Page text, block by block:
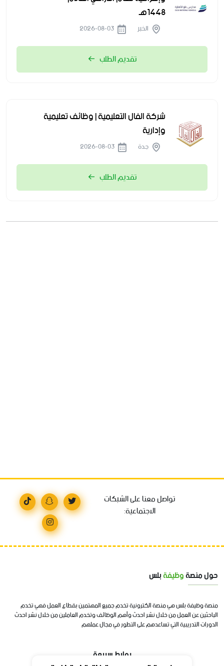
1448هـ
الخبر
تقديم الطلب
شركة الفال التعليمية | وظائف تعليمية
وإدارية
جدة
تقديم الطلب
تواصل معنا على الشبكات
الاجتماعية:
حول منصةوظيفةبلس
منصة وظيفة بلس هي منصة الكترونية تخدم جميع المهتمين بقطاع العمل فهي تخدم
الباحثين عن العمل من خلال نشر احدث وأهم الوظائف وتخدم العاملين من خلال نشر احدث
الدورات التدريبية التي تساعدهم على التطور في مجال عملهم
روابط سريعة